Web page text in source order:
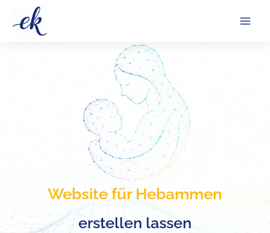
Inhalt
Ich entwickle moderne, professionelle Website für
Website für Hebammen
erstellen lassen